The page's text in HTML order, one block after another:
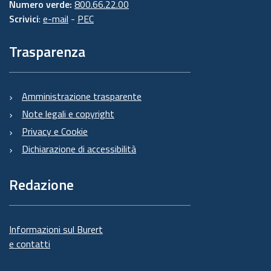
Numero verde: 800.66.22.00
Scrivici: e-mail - PEC
Trasparenza
Amministrazione trasparente
Note legali e copyright
Privacy e Cookie
Dichiarazione di accessibilità
Redazione
Informazioni sul Burert
e contatti